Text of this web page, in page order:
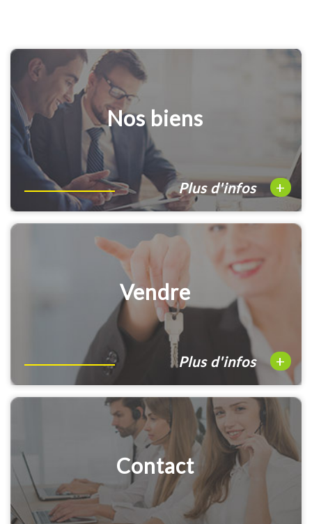
Nos biens
Plus d'infos +
Vendre
Plus d'infos +
Contact